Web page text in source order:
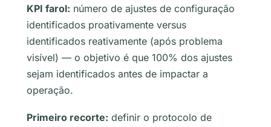
KPI farol: número de ajustes de configuração
identificados proativamente versus
identificados reativamente (após problema
visível) — o objetivo é que 100% dos ajustes
sejam identificados antes de impactar a
operação.
Primeiro recorte: definir o protocolo de